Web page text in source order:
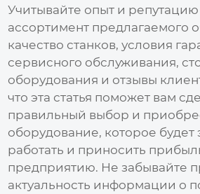
Учитывайте опыт и
ассортимент предлагаемого
качество станков, условия
сервисного обслуживания,
оборудования и отзывы
что эта статья поможет вам
правильный выбор и
оборудование, которое будет
работать и приносить
предприятию. Не забывайте
актуальность информации о